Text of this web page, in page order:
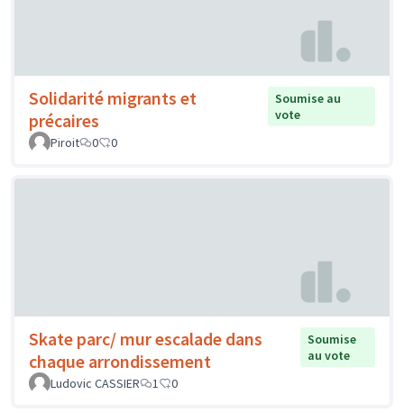
Solidarité migrants et
précaires
Soumise au
vote
Piroit
0 0
Skate parc/ mur escalade dans
chaque arrondissement
Soumise
au vote
Ludovic CASSIER
1 0